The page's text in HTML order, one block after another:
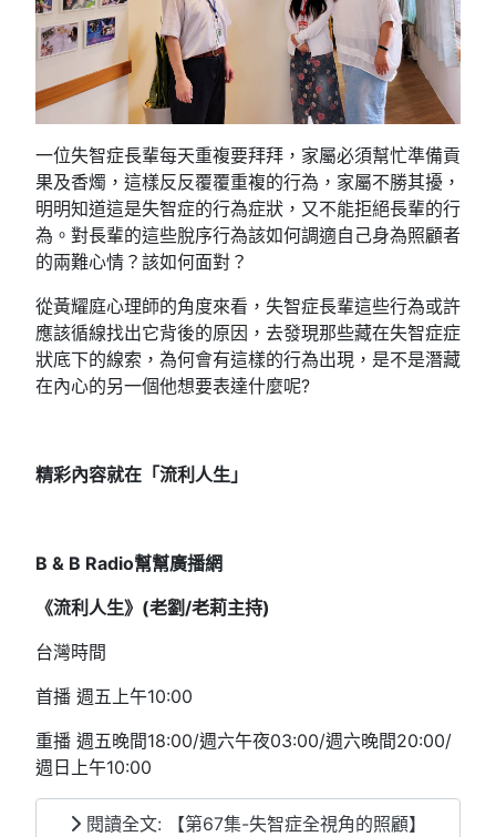
一位失智症長輩每天重複要拜拜，家屬必須幫忙準備貢
果及香燭，這樣反反覆覆重複的行為，家屬不勝其擾，
明明知道這是失智症的行為症狀，又不能拒絕長輩的行
為。對長輩的這些脫序行為該如何調適自己身為照顧者
的兩難心情？該如何面對？
從黃耀庭心理師的角度來看，失智症長輩這些行為或許
應該循線找出它背後的原因，去發現那些藏在失智症症
狀底下的線索，為何會有這樣的行為出現，是不是潛藏
在內心的另一個他想要表達什麼呢?
精彩內容就在「流利人生」
B & B Radio幫幫廣播網
《流利人生》(老劉/老莉主持)
台灣時間
首播 週五上午10:00
重播 週五晚間18:00/週六午夜03:00/週六晚間20:00/
週日上午10:00
閱讀全文: 【第67集-失智症全視角的照顧】